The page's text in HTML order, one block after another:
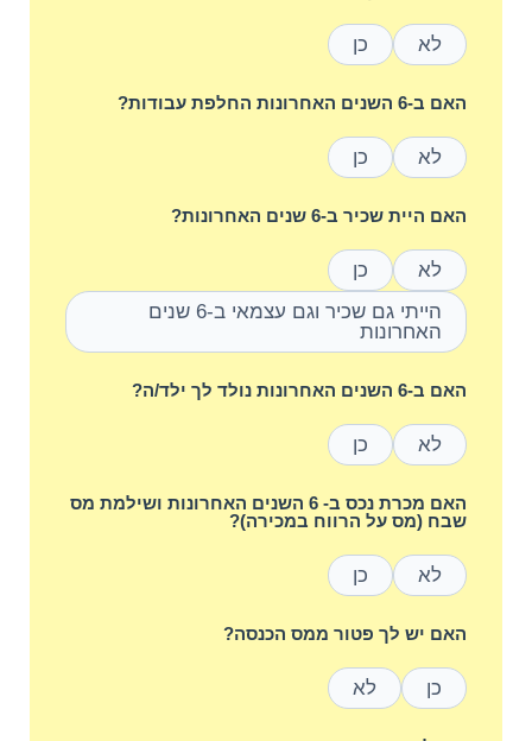
לא כן
האם ב-6 השנים האחרונות החלפת עבודות?
לא כן
האם היית שכיר ב-6 שנים האחרונות?
לא
כן
הייתי גם שכיר וגם עצמאי ב-6 שנים
האחרונות
האם ב-6 השנים האחרונות נולד לך ילד/ה?
לא כן
האם מכרת נכס ב- 6 השנים האחרונות ושילמת מס
שבח (מס על הרווח במכירה)?
לא כן
האם יש לך פטור ממס הכנסה?
כן לא